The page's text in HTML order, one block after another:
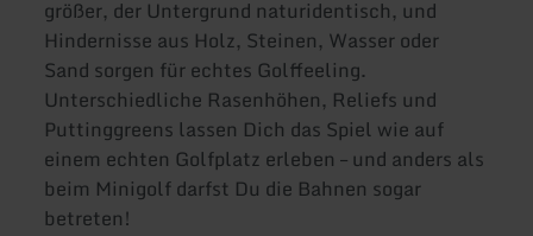
größer, der Untergrund naturidentisch, und
Hindernisse aus Holz, Steinen, Wasser oder
Sand sorgen für echtes Golffeeling.
Unterschiedliche Rasenhöhen, Reliefs und
Puttinggreens lassen Dich das Spiel wie auf
einem echten Golfplatz erleben – und anders als
beim Minigolf darfst Du die Bahnen sogar
betreten!